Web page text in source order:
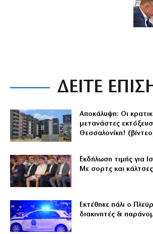
ΔΕΙΤΕ
Αποκάλυψη: Οι
μετανάστες
Θεσσαλονίκη!
Εκδήλωση τιμής για
Με σορτς και
Εκτέθηκε πάλι ο
διακινητές &